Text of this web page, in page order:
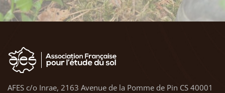
AFES c/o Inrae, 2163 Avenue de la Pomme de Pin CS 40001